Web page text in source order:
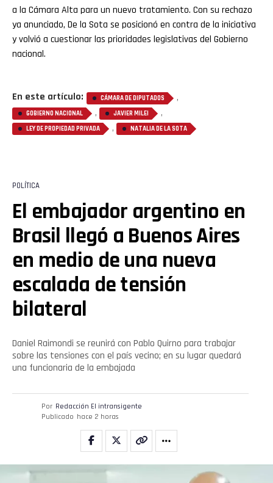
a la Cámara Alta para un nuevo tratamiento. Con su rechazo
ya anunciado, De la Sota se posicionó en contra de la iniciativa
y volvió a cuestionar las prioridades legislativas del Gobierno
nacional.
En este artículo: CÁMARA DE DIPUTADOS ,
GOBIERNO NACIONAL , JAVIER MILEI ,
LEY DE PROPIEDAD PRIVADA , NATALIA DE LA SOTA
POLÍTICA
El embajador argentino en
Brasil llegó a Buenos Aires
en medio de una nueva
escalada de tensión
bilateral
Daniel Raimondi se reunirá con Pablo Quirno para trabajar
sobre las tensiones con el país vecino; en su lugar quedará
una funcionaria de la embajada
Por Redacción El intransigente
Publicado hace 2 horas